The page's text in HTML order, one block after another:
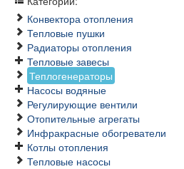
Конвектора отопления
Тепловые пушки
Радиаторы отопления
Тепловые завесы
Теплогенераторы
Насосы водяные
Регулирующие вентили
Отопительные агрегаты
Инфракрасные обогреватели
Котлы отопления
Тепловые насосы